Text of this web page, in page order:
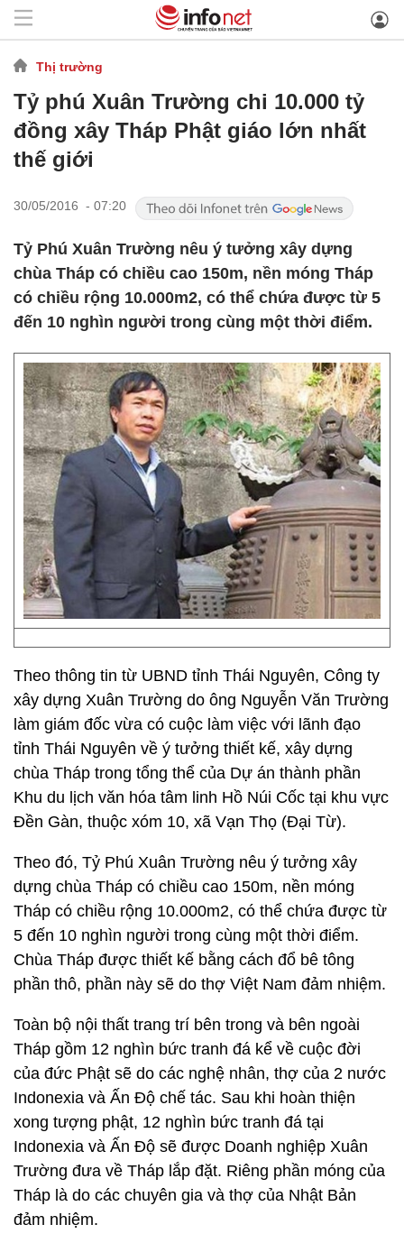
Thị trường
Tỷ phú Xuân Trường chi 10.000 tỷ
đồng xây Tháp Phật giáo lớn nhất
thế giới
30/05/2016 - 07:20
Tỷ Phú Xuân Trường nêu ý tưởng xây dựng
chùa Tháp có chiều cao 150m, nền móng Tháp
có chiều rộng 10.000m2, có thể chứa được từ 5
đến 10 nghìn người trong cùng một thời điểm.
Theo thông tin từ UBND tỉnh Thái Nguyên, Công ty
xây dựng Xuân Trường do ông Nguyễn Văn Trường
làm giám đốc vừa có cuộc làm việc với lãnh đạo
tỉnh Thái Nguyên về ý tưởng thiết kế, xây dựng
chùa Tháp trong tổng thể của Dự án thành phần
Khu du lịch văn hóa tâm linh Hồ Núi Cốc tại khu vực
Đền Gàn, thuộc xóm 10, xã Vạn Thọ (Đại Từ).
Theo đó, Tỷ Phú Xuân Trường nêu ý tưởng xây
dựng chùa Tháp có chiều cao 150m, nền móng
Tháp có chiều rộng 10.000m2, có thể chứa được từ
5 đến 10 nghìn người trong cùng một thời điểm.
Chùa Tháp được thiết kế bằng cách đổ bê tông
phần thô, phần này sẽ do thợ Việt Nam đảm nhiệm.
Toàn bộ nội thất trang trí bên trong và bên ngoài
Tháp gồm 12 nghìn bức tranh đá kể về cuộc đời
của đức Phật sẽ do các nghệ nhân, thợ của 2 nước
Indonexia và Ấn Độ chế tác. Sau khi hoàn thiện
xong tượng phật, 12 nghìn bức tranh đá tại
Indonexia và Ấn Độ sẽ được Doanh nghiệp Xuân
Trường đưa về Tháp lắp đặt. Riêng phần móng của
Tháp là do các chuyên gia và thợ của Nhật Bản
đảm nhiệm.